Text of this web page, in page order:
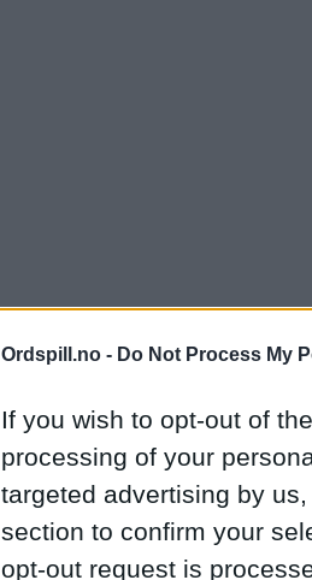
Ordspill.no - Do Not Process My
If you wish to opt-out of
processing of your
targeted advertising by
section to confirm your
opt-out request is